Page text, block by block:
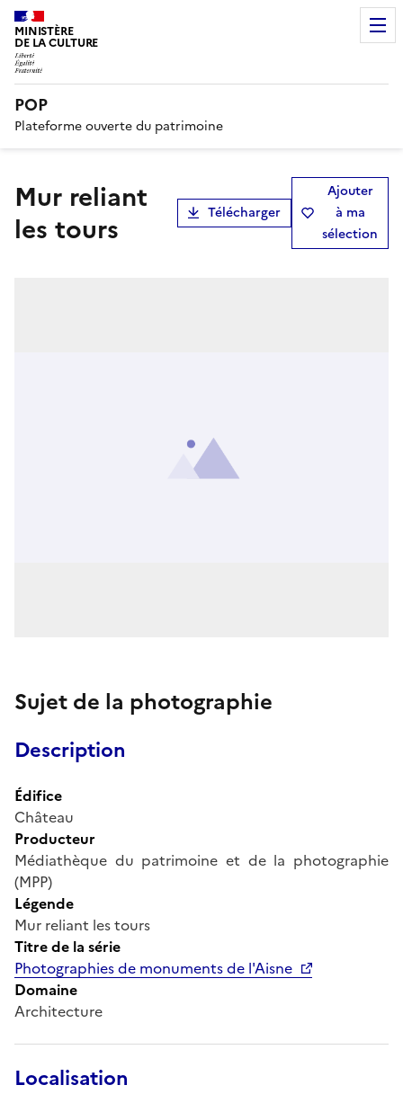
MINISTÈRE
DE LA CULTURE
POP
Plateforme ouverte du patrimoine
Mur reliant
les tours
Télécharger
Ajouter
à ma
sélection
Sujet de la photographie
Description
Édifice
Château
Producteur
Médiathèque du patrimoine et de la photographie
(MPP)
Légende
Mur reliant les tours
Titre de la série
Photographies de monuments de l'Aisne
Domaine
Architecture
Localisation